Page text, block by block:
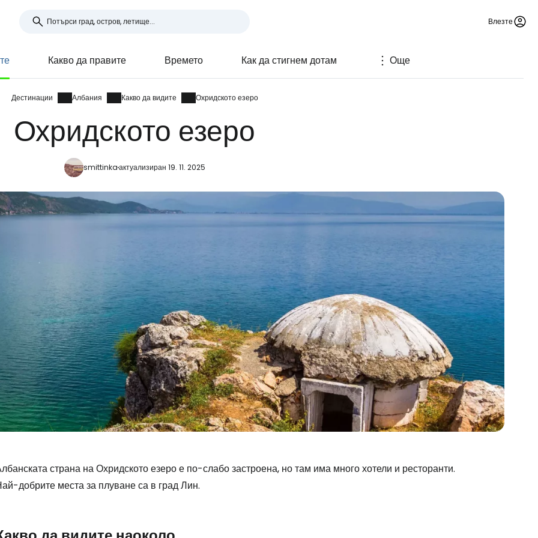
Влезте
Какво да правите Времето Как да стигнем дотам Още
Дестинации Албания Какво да видите Охридското езеро
Охридското езеро
smittinkaактуализиран 19. 11. 2025
страна на Охридското езеро е по-слабо застроена, но там има много хотели и ресторанти.
добрите места за плуване са в град Лин.Влезте в Cestee